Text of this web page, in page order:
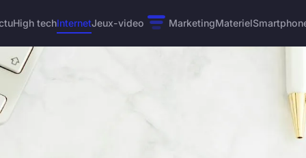
High techInternetJeux-video MarketingMateriel